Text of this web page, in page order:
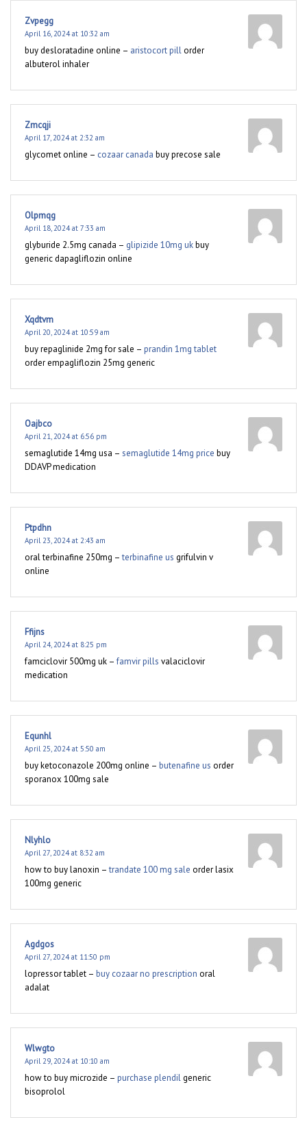
Zvpegg
April 16, 2024 at 10:32 am
buy desloratadine online – aristocort pillorder
albuterol inhaler
Zmcqji
April 17, 2024 at 2:32 am
glycomet online – cozaar canada buy precose sale
Olpmqg
April 18, 2024 at 7:33 am
glyburide 2.5mg canada – glipizide 10mg ukbuy
generic dapagliflozin online
Xqdtvm
April 20, 2024 at 10:59 am
buy repaglinide 2mg for sale – prandin 1mg tablet
order empagliflozin 25mg generic
Oajbco
April 21, 2024 at 6:56 pm
semaglutide 14mg usa – semaglutide 14mg price buy
DDAVP medication
Ptpdhn
April 23, 2024 at 2:43 am
oral terbinafine 250mg –terbinafine us grifulvin v
online
Ffijns
April 24, 2024 at 8:25 pm
famciclovir 500mg uk –famvir pills valaciclovir
medication
Equnhl
April 25, 2024 at 5:50 am
buy ketoconazole 200mg online – butenafine us order
sporanox 100mg sale
Nlyhlo
April 27, 2024 at 8:32 am
how to buy lanoxin –trandate 100 mg sale order lasix
100mg generic
Agdgos
April 27, 2024 at 11:50 pm
lopressor tablet – buy cozaar no prescription oral
adalat
Wlwgto
April 29, 2024 at 10:10 am
how to buy microzide – purchase plendilgeneric
bisoprolol